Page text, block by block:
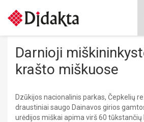
Lavinančios kortelės
Situacijų kortelės
Schubi ToGo kortelės
Lavinančios priemonės
PRATYBŲ SĄSIUVINIAI
METODINĖS PRIEMONĖS
MOKOMIEJI PLAKATAI
PASIRINKITE KATEGORIJĄ:
PRATYBŲ SĄSIUVINIAI
MOKOMIEJI PLAKATAI
Darnioji
krašto miškuose
Dzūkijos nacionalinis parkas, Čepkelių
draustiniai saugo Dainavos girios
urėdijos miškai apima virš 60